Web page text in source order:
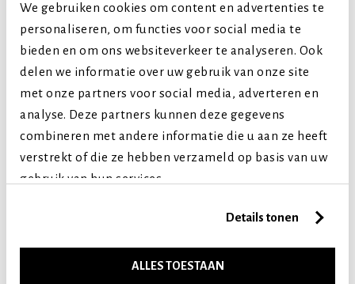
We gebruiken cookies om content en advertenties te
personaliseren, om functies voor social media te
bieden en om ons websiteverkeer te analyseren. Ook
delen we informatie over uw gebruik van onze site
met onze partners voor social media, adverteren en
analyse. Deze partners kunnen deze gegevens
combineren met andere informatie die u aan ze heeft
verstrekt of die ze hebben verzameld op basis van uw
gebruik van hun services.
Details tonen
ALLES TOESTAAN
Puppy (tot 1 jaar)
Volwassen (2-7 jaar)
Senior (8+ jaar)
Vergelijkbare producten